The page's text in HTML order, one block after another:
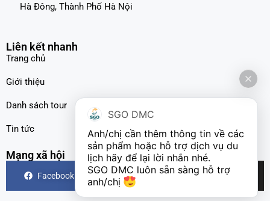
Hà Đông, Thành Phố Hà Nội
Liên kết nhanh
Trang chủ
Giới thiệu
Danh sách tour
Tin tức
Mạng xã hội
Facebook Instagram TikTok
SGO DMC
Anh/chị cần thêm thông tin về các
sản phẩm hoặc hỗ trợ dịch vụ du
lịch hãy để lại lời nhắn nhé.
SGO DMC luôn sẵn sàng hỗ trợ
anh/chị